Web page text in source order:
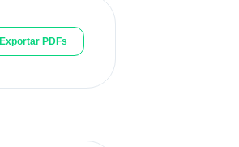
Exportar PDFs